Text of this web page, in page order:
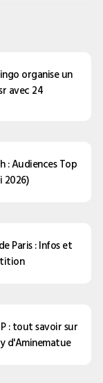
organise un
avec 24
: Audiences Top
2026)
Paris : Infos et
: tout savoir sur
d'Aminematue